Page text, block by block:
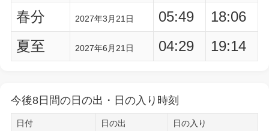
春分
2027年3月21日 05:49
18:06
夏至
2027年6月21日 04:29 19:14
今後8日間の日の出・日の入り時刻
日付 日の出 日の入り